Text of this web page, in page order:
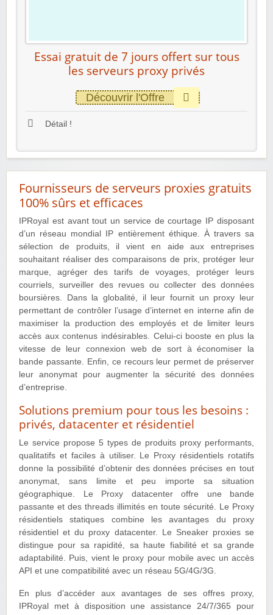
Essai gratuit de 7 jours offert sur tous
les serveurs proxy privés
Découvrir l'Offre
Détail !
Fournisseurs de serveurs proxies gratuits
100% sûrs et efficaces
IPRoyal est avant tout un service de courtage IP disposant
d’un réseau mondial IP entièrement éthique. À travers sa
sélection de produits, il vient en aide aux entreprises
souhaitant réaliser des comparaisons de prix, protéger leur
marque, agréger des tarifs de voyages, protéger leurs
courriels, surveiller des revues ou collecter des données
boursières. Dans la globalité, il leur fournit un proxy leur
permettant de contrôler l’usage d’internet en interne afin de
maximiser la production des employés et de limiter leurs
accès aux contenus indésirables. Celui-ci booste en plus la
vitesse de leur connexion web de sort à économiser la
bande passante. Enfin, ce recours leur permet de préserver
leur anonymat pour augmenter la sécurité des données
d’entreprise.
Solutions premium pour tous les besoins :
privés, datacenter et résidentiel
Le service propose 5 types de produits proxy performants,
qualitatifs et faciles à utiliser. Le Proxy résidentiels rotatifs
donne la possibilité d’obtenir des données précises en tout
anonymat, sans limite et peu importe sa situation
géographique. Le Proxy datacenter offre une bande
passante et des threads illimités en toute sécurité. Le Proxy
résidentiels statiques combine les avantages du proxy
résidentiel et du proxy datacenter. Le Sneaker proxies se
distingue pour sa rapidité, sa haute fiabilité et sa grande
adaptabilité. Puis, vient le proxy pour mobile avec un accès
API et une compatibilité avec un réseau 5G/4G/3G.
En plus d’accéder aux avantages de ses offres proxy,
IPRoyal met à disposition une assistance 24/7/365 pour